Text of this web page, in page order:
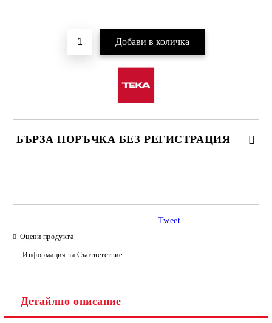
БЪРЗА ПОРЪЧКА БЕЗ РЕГИСТРАЦИЯ
Ние ще се свържем с вас в рамките на работния ден.
Оцени продукта
Информация за Съответствие
Tweet
Детайлно описание